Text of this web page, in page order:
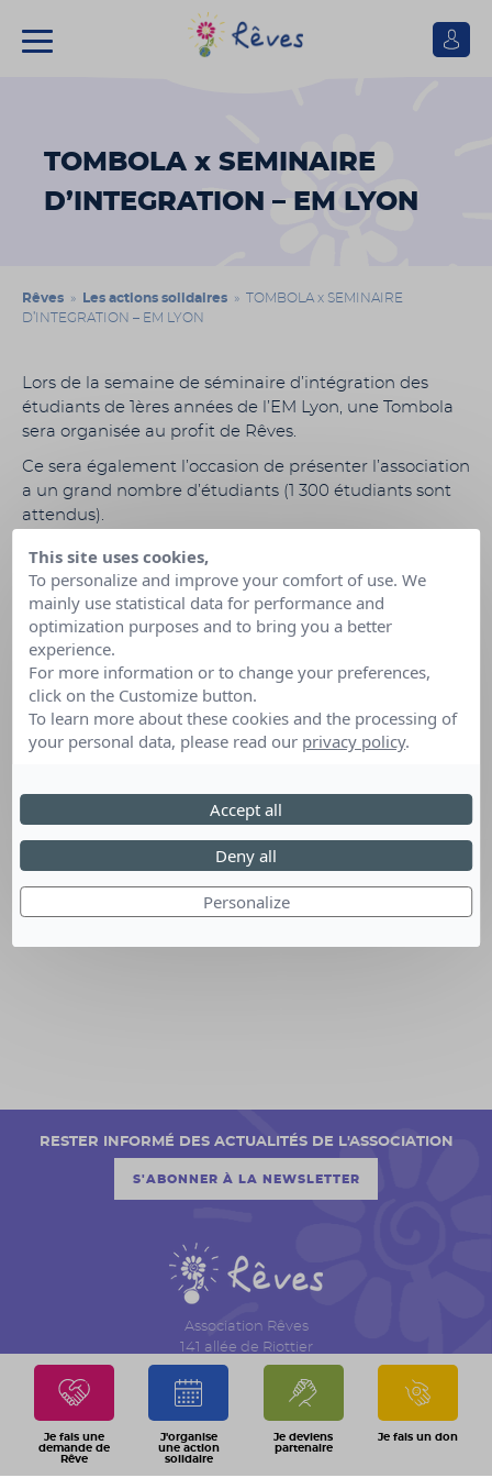
Se
TOMBOLA x SEMINAIRE
D’INTEGRATION – EM LYON
Je fais une
demande de
Rêve
J'organise
une action
solidaire
Je deviens
partenaire
Je fais un don
Rêves » Les actions solidaires » TOMBOLA x SEMINAIRE
D’INTEGRATION – EM LYON
Lors de la semaine de séminaire d’intégration des
étudiants de 1ères années de l’EM Lyon, une Tombola
sera organisée au profit de Rêves.
Ce sera également l’occasion de présenter l’association
a un grand nombre d’étudiants (1 300 étudiants sont
attendus).
Date : 17 au 19 septembre 2021
Lieu :Lyon (Rhône)
Organisé par : BDE EM LYON
Association Rêves
141 allée de Riottier
CS 7007 – Limas
69651 Villefranche sur Saône Cedex
04 74 06 30 00
RESTER INFORMÉ DES ACTUALITÉS DE L'ASSOCIATION
S'ABONNER À LA NEWSLETTER
This site uses cookies,
To personalize and improve your comfort of use. We
mainly use statistical data for performance and
optimization purposes and to bring you a better
experience.
For more information or to change your preferences,
click on the Customize button.
To learn more about these cookies and the processing of
your personal data, please read our privacy policy.
Personalize
Deny all
Accept all